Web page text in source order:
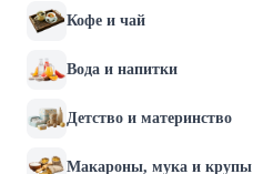
Кофе и чай
Вода и напитки
Детство и материнство
Макароны, мука и крупы